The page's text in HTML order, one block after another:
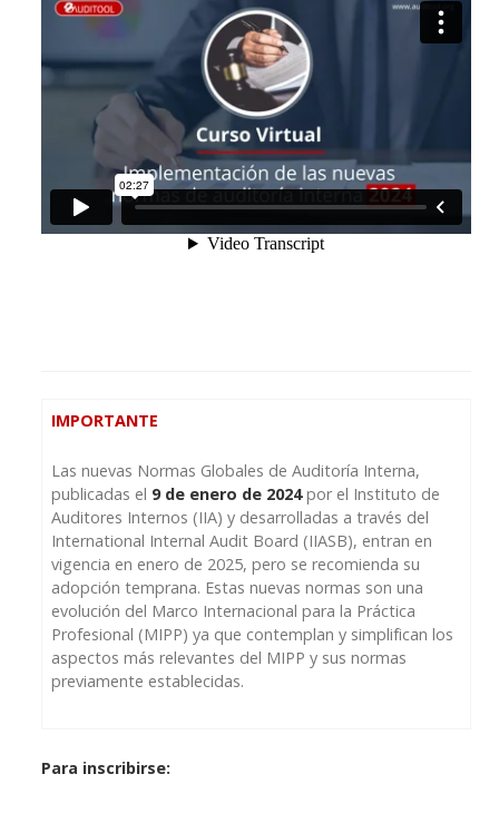
IMPORTANTE
Las nuevas Normas Globales de Auditoría Interna,
publicadas el 9 de enero de 2024por el Instituto de
Auditores Internos (IIA) y desarrolladas a través del
International Internal Audit Board (IIASB), entran en
vigencia en enero de 2025, pero se recomienda su
adopción temprana. Estas nuevas normas son una
evolución del Marco Internacional para la Práctica
Profesional (MIPP) ya que contemplan y simplifican los
aspectos más relevantes del MIPP y sus normas
previamente establecidas.
Para inscribirse: